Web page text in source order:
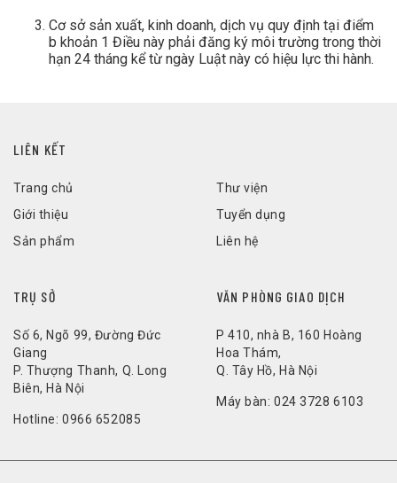
Cơ sở sản xuất, kinh doanh, dịch vụ quy định tại điểm
b khoản 1 Điều này phải đăng ký môi trường trong thời
hạn 24 tháng kể từ ngày Luật này có hiệu lực thi hành.
LIÊN KẾT
Trang chủ
Giới thiệu
Sản phẩm
Thư viện
Tuyển dụng
Liên hệ
TRỤ SỞ
Số 6, Ngõ 99, Đường Đức
Giang
P. Thượng Thanh, Q. Long
Biên, Hà Nội
Hotline:0966 652085
VĂN PHÒNG GIAO DỊCH
P 410, nhà B, 160 Hoàng
Hoa Thám,
Q. Tây Hồ, Hà Nội
Máy bàn:024 3728 6103